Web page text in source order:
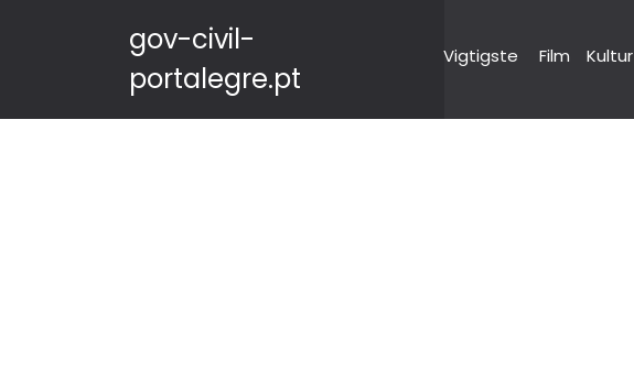
gov-civil-
portalegre.pt
Vigtigste Film Kultur